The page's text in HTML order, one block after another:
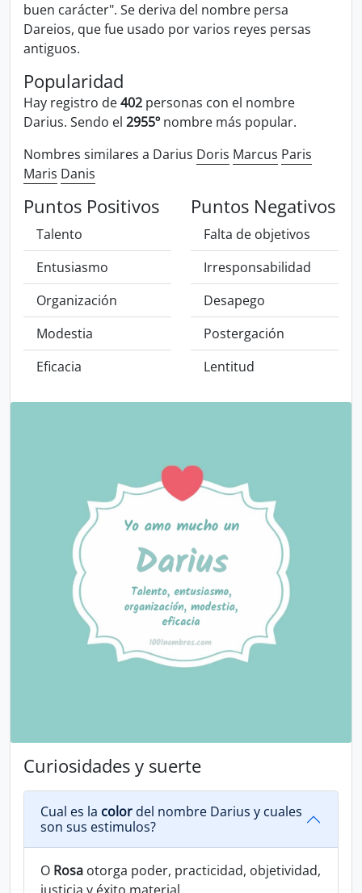
buen carácter". Se deriva del nombre persa
Dareios, que fue usado por varios reyes persas
antiguos.
Popularidad
Hay registro de402 personas con el nombre
Darius. Sendo el 2955º nombre más popular.
Nombres similares a Darius Doris Marcus Paris
Maris Danis
Puntos Positivos
Talento
Entusiasmo
Organización
Modestia
Eficacia
Puntos Negativos
Falta de objetivos
Irresponsabilidad
Desapego
Postergación
Lentitud
Curiosidades y suerte
Cual es la color del nombre Darius y cuales
son sus estimulos?
O Rosa otorga poder, practicidad, objetividad,